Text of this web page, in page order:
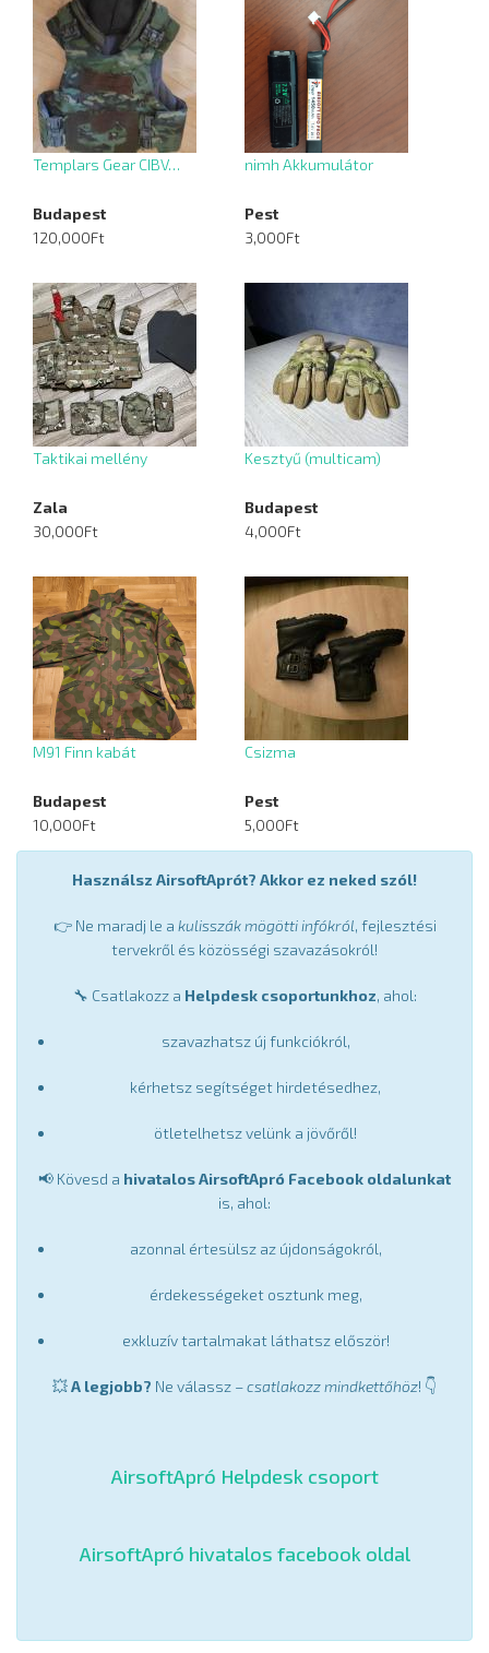
Templars Gear CIBV…
Budapest
120,000Ft
nimh Akkumulátor
Pest
3,000Ft
Taktikai mellény
Zala
30,000Ft
Kesztyű (multicam)
Budapest
4,000Ft
M91 Finn kabát
Budapest
10,000Ft
Csizma
Pest
5,000Ft
Használsz AirsoftAprót? Akkor ez neked szól!
👉 Ne maradj le a kulisszák mögötti infókról, fejlesztési
tervekről és közösségi szavazásokról!
🔧 Csatlakozz a Helpdesk csoportunkhoz, ahol:
szavazhatsz új funkciókról,
kérhetsz segítséget hirdetésedhez,
ötletelhetsz velünk a jövőről!
📢 Kövesd a hivatalos AirsoftApró Facebook oldalunkat
is, ahol:
azonnal értesülsz az újdonságokról,
érdekességeket osztunk meg,
exkluzív tartalmakat láthatsz először!
💥A legjobb? Ne válassz –csatlakozz mindkettőhöz! 👇
AirsoftApró Helpdesk csoport
AirsoftApró hivatalos facebook oldal